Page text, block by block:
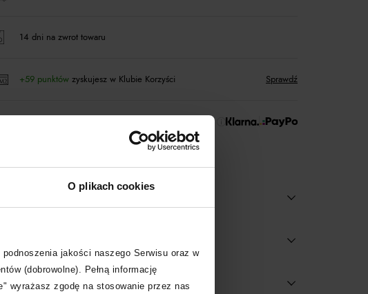
O plikach cookies
jakości naszego Serwisu oraz w
(dobrowolne). Pełną informację
wyrażasz zgodę na stosowanie przez nas
14 dni na zwrot towaru
+59 punktówzyskujesz w Klubie Korzyści Sprawdź
modele dostępne w salonach